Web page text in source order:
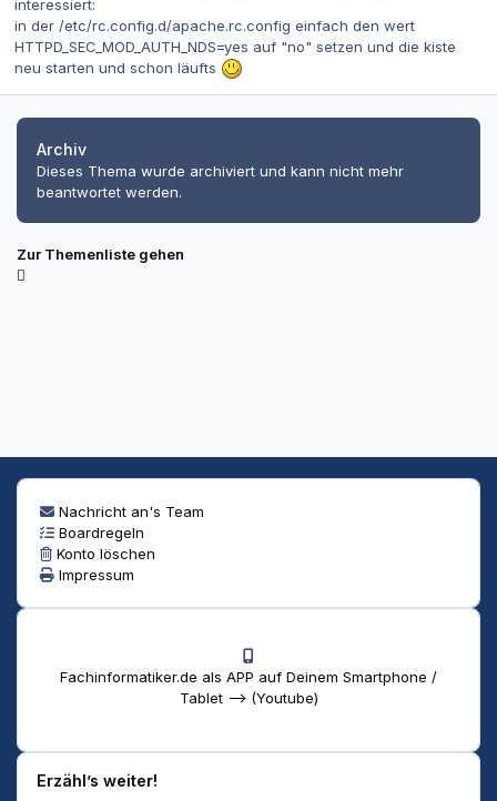
interessiert:
in der /etc/rc.config.d/apache.rc.config einfach den wert
HTTPD_SEC_MOD_AUTH_NDS=yes auf "no" setzen und die kiste
neu starten und schon läufts
Archiv
Dieses Thema wurde archiviert und kann nicht mehr
beantwortet werden.
Zur Themenliste gehen
Nachricht an's Team
Boardregeln
Konto löschen
Impressum
Fachinformatiker.de als APP auf Deinem Smartphone /
Tablet --> (Youtube)
Erzähl’s weiter!